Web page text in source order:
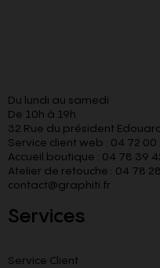
Du lundi au samedi
De 10h à 19h
32 Rue du président
Service client web : 04 72 00
Accueil boutique : 04 78 39
Atelier de retouche : 04 78
contact@graphiti.fr
Services
Service Client